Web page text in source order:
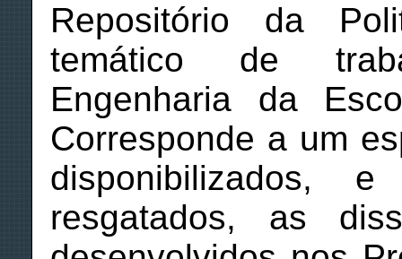
Repositório da
temático de
Engenharia da
Corresponde a um
disponibilizados,
resgatados, as